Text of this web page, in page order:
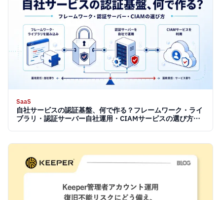
SaaS
自社サービスの認証基盤、何で作る？フレームワーク・ライ
ブラリ・認証サーバー自社運用・CIAMサービスの選び方